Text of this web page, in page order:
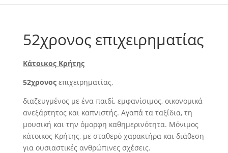
52χρονος επιχειρηματίας
Κάτοικος Κρήτης
52χρονοςεπιχειρηματίας,
διαζευγμένος με ένα παιδί, εμφανίσιμος, οικονομικά
ανεξάρτητος και καπνιστής. Αγαπά τα ταξίδια, τη
μουσική και την όμορφη καθημερινότητα. Μόνιμος
κάτοικος Κρήτης, με σταθερό χαρακτήρα και διάθεση
για ουσιαστικές ανθρώπινες σχέσεις.